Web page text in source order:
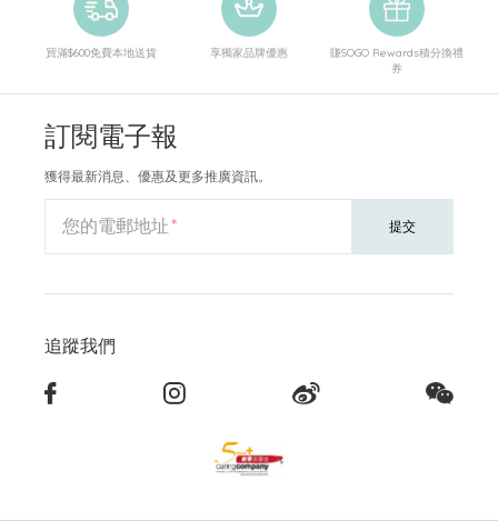
買滿$600免費本地送貨 享獨家品牌優惠
賺SOGO Rewards積分換禮
券
訂閱電子報
獲得最新消息、優惠及更多推廣資訊。
您的電郵地址 提交
追蹤我們